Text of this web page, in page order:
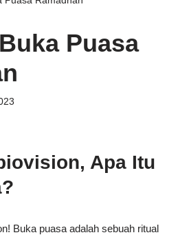
Puasa
Apa Itu
Buka puasa adalah sebuah ritual